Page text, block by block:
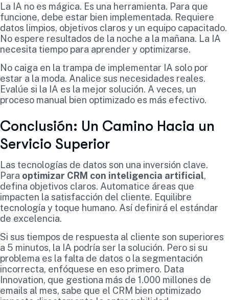
La IA no es mágica. Es una herramienta. Para que
funcione, debe estar bien implementada. Requiere
datos limpios, objetivos claros y un equipo capacitado.
No espere resultados de la noche a la mañana. La IA
necesita tiempo para aprender y optimizarse.
No caiga en la trampa de implementar IA solo por
estar a la moda. Analice sus necesidades reales.
Evalúe si la IA es la mejor solución. A veces, un
proceso manual bien optimizado es más efectivo.
Conclusión: Un Camino Hacia un
Servicio Superior
Las tecnologías de datos son una inversión clave.
Para optimizar CRM con inteligencia artificial,
defina objetivos claros. Automatice áreas que
impacten la satisfacción del cliente. Equilibre
tecnología y toque humano. Así definirá el estándar
de excelencia.
Si sus tiempos de respuesta al cliente son superiores
a 5 minutos, la IA podría ser la solución. Pero si su
problema es la falta de datos o la segmentación
incorrecta, enfóquese en eso primero. Data
Innovation, que gestiona más de 1.000 millones de
emails al mes, sabe que el CRM bien optimizado